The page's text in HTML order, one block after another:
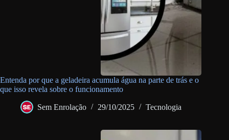
Entenda por que a geladeira acumula água na parte de trás e o
que isso revela sobre o funcionamento
Sem Enrolação 29/10/2025 Tecnologia